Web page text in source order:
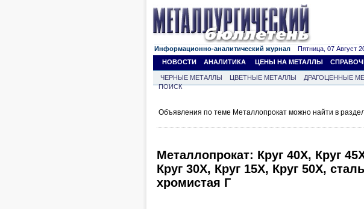
Информационно-аналитический журнал Пятница, 07 Август
НОВОСТИ
АНАЛИТИКА ЦЕНЫ НА МЕТАЛЛЫ
ЧЕРНЫЕ МЕТАЛЛЫ ЦВЕТНЫЕ МЕТАЛЛЫ ДРАГОЦЕННЫЕ
ПОИСК
Объявления по теме Металлопрокат можно найти в
Металлопрокат: Круг 40Х, Круг
Круг 30Х, Круг 15Х, Круг 50Х,
хромистая Г